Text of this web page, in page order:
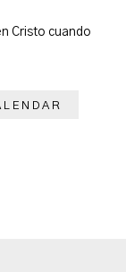
Cristo cuando